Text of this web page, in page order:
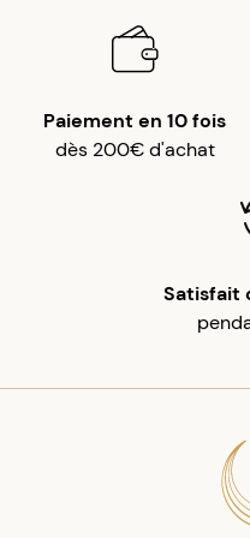
Paiement en 10 fois
dès 200€ d'achat
Satisfait